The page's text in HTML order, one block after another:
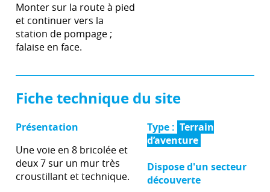
Monter sur la route à pied
et continuer vers la
station de pompage ;
falaise en face.
Fiche technique du site
Présentation
Une voie en 8 bricolée et
deux 7 sur un mur très
croustillant et technique.
Type : Terrain
d’aventure
Dispose d'un secteur
découverte